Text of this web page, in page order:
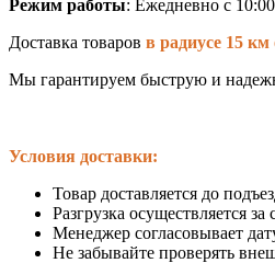
Режим работы: Ежедневно с
Доставка товаров в радиусе 15
Мы гарантируем быструю и
Условия доставки:
Товар доставляется до
Разгрузка осуществляется за
Менеджер согласовывает
Не забывайте проверять